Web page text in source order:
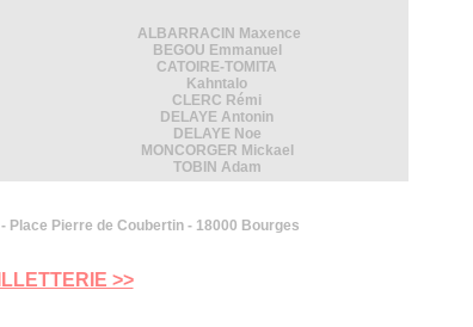
ALBARRACIN Maxence
BEGOU Emmanuel
CATOIRE-TOMITA
Kahntalo
CLERC Rémi
DELAYE Antonin
DELAYE Noe
MONCORGER Mickael
TOBIN Adam
Place Pierre de Coubertin - 18000 Bourges
>>